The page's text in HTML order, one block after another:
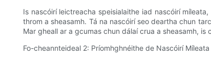
Is nascóirí leictreacha speisialaithe iad nascóirí
throm a sheasamh. Tá na nascóirí seo deartha chun
Mar gheall ar a gcumas chun dálaí crua a sheasamh,
Fo-cheannteideal 2: Príomhghnéithe de Nascóirí Míleata